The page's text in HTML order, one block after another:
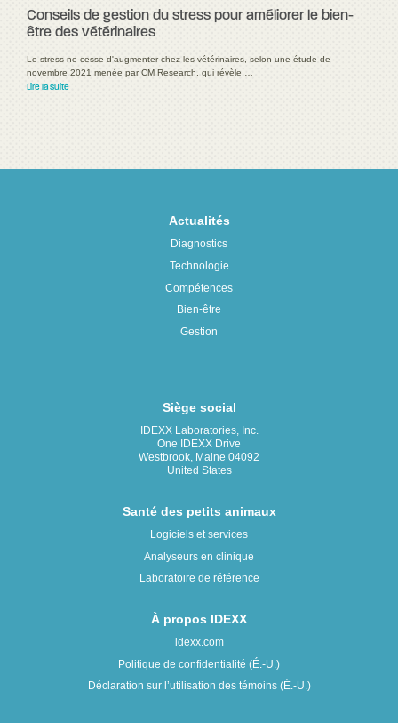
Conseils de gestion du stress pour améliorer le bien-
être des vétérinaires
Le stress ne cesse d'augmenter chez les vétérinaires, selon une étude de
novembre 2021 menée par CM Research, qui révèle …
Lire la suite
Actualités
Diagnostics
Technologie
Compétences
Bien-être
Gestion
Siège social
IDEXX Laboratories, Inc.
One IDEXX Drive
Westbrook, Maine 04092
United States
Santé des petits animaux
Logiciels et services
Analyseurs en clinique
Laboratoire de référence
À propos IDEXX
idexx.com
Politique de confidentialité (É.-U.)
Déclaration sur l’utilisation des témoins (É.-U.)